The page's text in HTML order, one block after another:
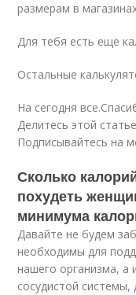
размерам в
Для тебя есть еще
Остальные
На сегодня
Делитесь этой
Подписывайтесь на
Сколько
похудеть
минимума
Давайте не будем
необходимы для
нашего организма, а
сосудистой